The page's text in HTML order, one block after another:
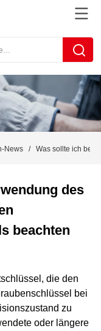
News / Was sollte ich bei
des
beachten
die den
bei
zu
oder längere